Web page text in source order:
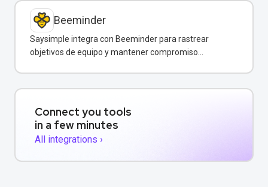
Beeminder
Saysimple integra con Beeminder para rastrear
objetivos de equipo y mantener compromiso
Connect you tools
in a few minutes
All integrations ›